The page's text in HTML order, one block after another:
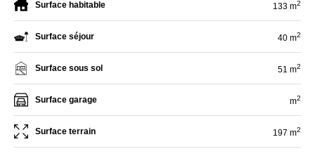
Surface habitable 133 m2
Surface séjour 40 m2
Surface sous sol 51 m2
Surface garage m2
Surface terrain 197 m2